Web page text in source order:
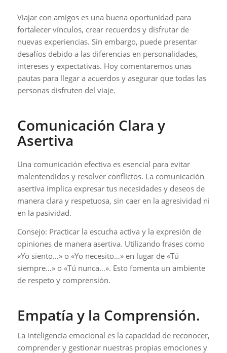
Viajar con amigos es una buena oportunidad para
fortalecer vínculos, crear recuerdos y disfrutar de
nuevas experiencias. Sin embargo, puede presentar
desafíos debido a las diferencias en personalidades,
intereses y expectativas. Hoy comentaremos unas
pautas para llegar a acuerdos y asegurar que todas las
personas disfruten del viaje.
Comunicación Clara y
Asertiva
Una comunicación efectiva es esencial para evitar
malentendidos y resolver conflictos. La comunicación
asertiva implica expresar tus necesidades y deseos de
manera clara y respetuosa, sin caer en la agresividad ni
en la pasividad.
Consejo: Practicar la escucha activa y la expresión de
opiniones de manera asertiva. Utilizando frases como
«Yo siento…» o «Yo necesito…» en lugar de «Tú
siempre…» o «Tú nunca…». Esto fomenta un ambiente
de respeto y comprensión.
Empatía y la Comprensión.
La inteligencia emocional es la capacidad de reconocer,
comprender y gestionar nuestras propias emociones y